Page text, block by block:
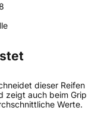
dieser Reifen
zeigt auch beim Grip
Werte.